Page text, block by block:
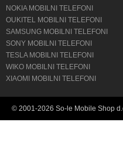
NOKIA MOBILNI TELEFONI
OUKITEL MOBILNI TELEFONI
SAMSUNG MOBILNI TELEFONI
SONY MOBILNI TELEFONI
TESLA MOBILNI TELEFONI
WIKO MOBILNI TELEFONI
XIAOMI MOBILNI TELEFONI
© 2001-2026 So-le Mobile Shop